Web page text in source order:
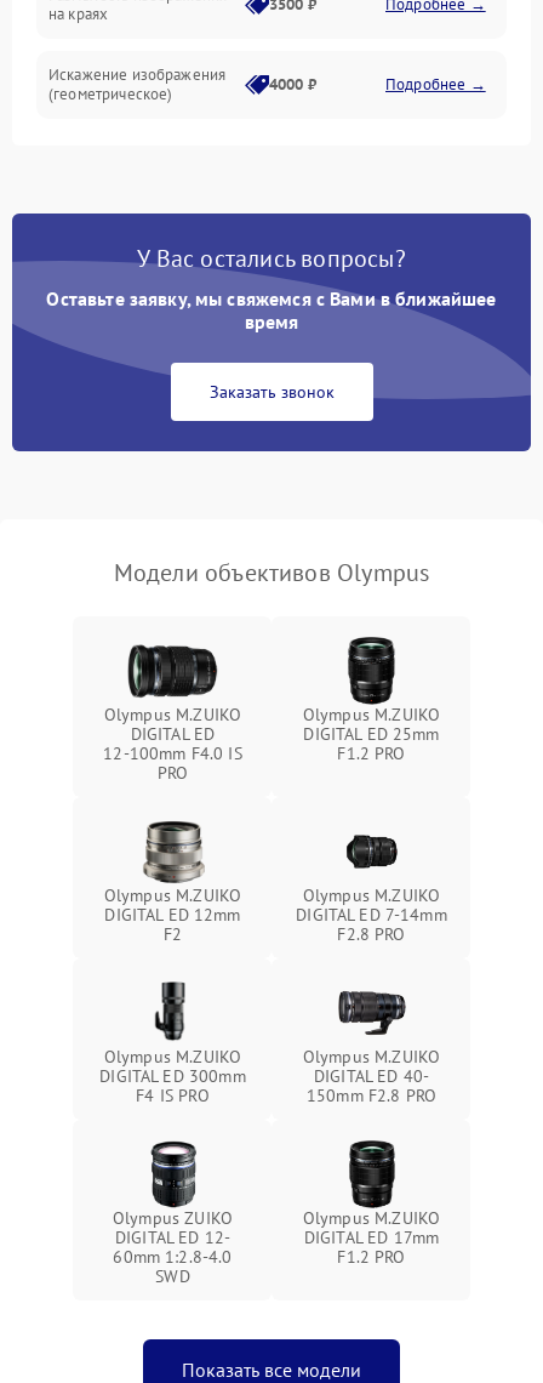
на краях
3500 ₽ Подробнее →
Искажение изображения
(геометрическое)
4000 ₽ Подробнее →
при всех фокусных
4500 ₽ Подробнее →
У Вас остались вопросы?
Оставьте заявку, мы свяжемся с Вами в ближайшее
время
Заказать звонок
Модели объективов Olympus
Olympus M.ZUIKO
DIGITAL ED
12‑100mm F4.0 IS
PRO
Olympus M.ZUIKO
DIGITAL ED 25mm
F1.2 PRO
Olympus M.ZUIKO
DIGITAL ED 12mm
F2
Olympus M.ZUIKO
DIGITAL ED 7-14mm
F2.8 PRO
Olympus M.ZUIKO
DIGITAL ED 300mm
F4 IS PRO
Olympus M.ZUIKO
DIGITAL ED 40-
150mm F2.8 PRO
Olympus ZUIKO
DIGITAL ED 12-
60mm 1:2.8-4.0
SWD
Olympus M.ZUIKO
DIGITAL ED 17mm
F1.2 PRO
Показать все модели